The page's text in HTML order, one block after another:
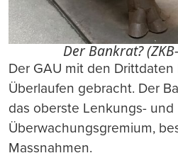
Der Bankrat?
Der GAU mit den
Überlaufen gebracht. Der
das oberste Lenkungs- und
Überwachungsgremium,
Massnahmen.